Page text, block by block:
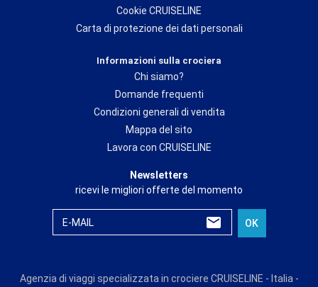
Cookie CRUISELINE
Carta di protezione dei dati personali
Informazioni sulla crociera
Chi siamo?
Domande frequenti
Condizioni generali di vendita
Mappa del sito
Lavora con CRUISELINE
Newsletters
ricevi le migliori offerte del momento
E-MAIL OK
Agenzia di viaggi specializzata in crociere CRUISELINE - Italia -